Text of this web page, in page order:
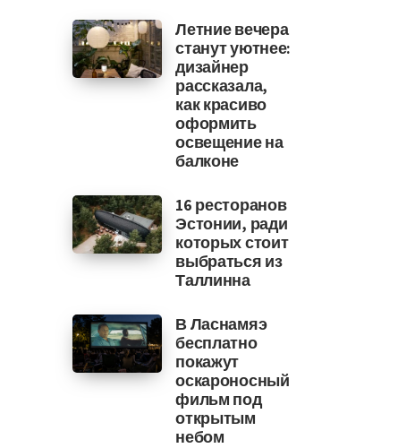
Летние вечера
станут уютнее:
дизайнер
рассказала,
как красиво
оформить
освещение на
балконе
16 ресторанов
Эстонии, ради
которых стоит
выбраться из
Таллинна
В Ласнамяэ
бесплатно
покажут
оскароносный
фильм под
открытым
небом